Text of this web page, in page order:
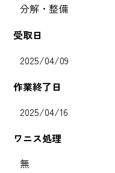
分解・整備
受取日
2025/04/09
作業終了日
2025/04/16
ワニス処理
無